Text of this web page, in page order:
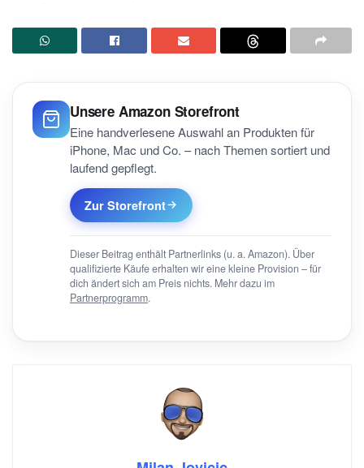
Unsere Amazon Storefront
Eine handverlesene Auswahl an Produkten für
iPhone, Mac und Co. – nach Themen sortiert und
laufend gepflegt.
Zur Storefront
Dieser Beitrag enthält Partnerlinks (u. a. Amazon). Über
qualifizierte Käufe erhalten wir eine kleine Provision – für
dich ändert sich am Preis nichts. Mehr dazu im
Partnerprogramm.